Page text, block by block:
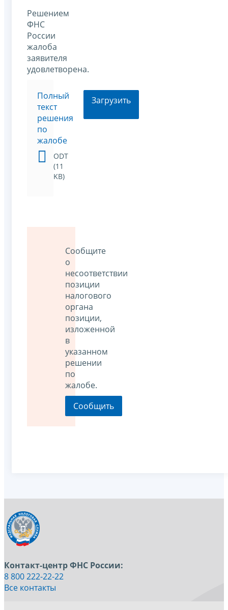
Решением
ФНС
России
жалоба
заявителя
удовлетворена.
Полный
текст
решения
по
жалобе
ODT
(11
KB)
Загрузить
Сообщите
о
несоответствии
позиции
налогового
органа
позиции,
изложенной
в
указанном
решении
по
жалобе.
Контакт-центр ФНС России:
8 800 222-22-22
Все контакты